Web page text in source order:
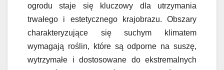
ogrodu staje się kluczowy dla utrzymania
trwałego i estetycznego krajobrazu. Obszary
charakteryzujące się suchym klimatem
wymagają roślin, które są odporne na suszę,
wytrzymałe i dostosowane do ekstremalnych